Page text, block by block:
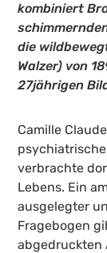
kombiniert
die
Walzer) von
27jährigen
Camille
verbrachte
Lebens. Ein
ausgelegter
Fragebogen
abgedruckten